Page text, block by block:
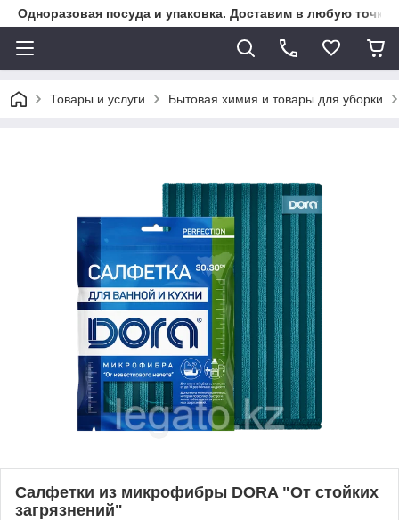
Одноразовая посуда и упаковка. Доставим в любую точку
Товары и услуги Бытовая химия и товары для уборки
Салфетки из микрофибры DORA "От стойких
загрязнений"